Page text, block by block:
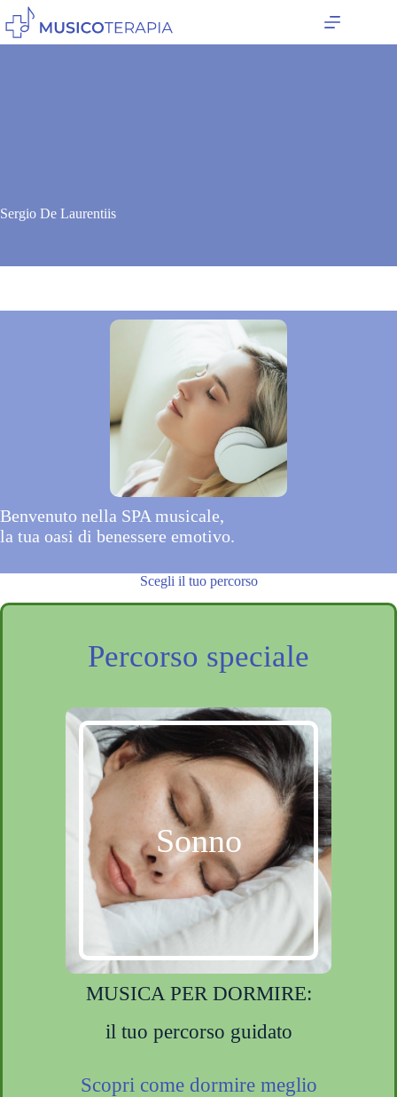
al
contenuto
Sergio De Laurentiis
Benvenuto nella SPA musicale,
la tua oasi di benessere emotivo.
Scegli il tuo percorso
Percorso speciale
Sonno
MUSICA PER DORMIRE:
il tuo percorso guidato
Scopri come dormire meglio